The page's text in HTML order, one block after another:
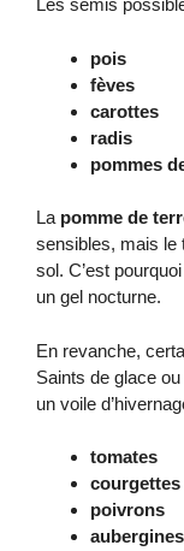
Les semis
pois
fèves
carottes
radis
pommes
La pomme de
sensibles, mais le
sol. C’est
un gel nocturne.
En revanche,
Saints de glace
un voile
tomates
courgettes
poivrons
aubergines